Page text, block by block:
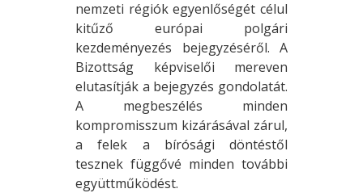
nemzeti régiók egyenlőségét célul
kitűző európai polgári
kezdeményezés bejegyzéséről. A
Bizottság képviselői mereven
elutasítják a bejegyzés gondolatát.
A megbeszélés minden
kompromisszum kizárásával zárul,
a felek a bírósági döntéstől
tesznek függővé minden további
együttműködést.